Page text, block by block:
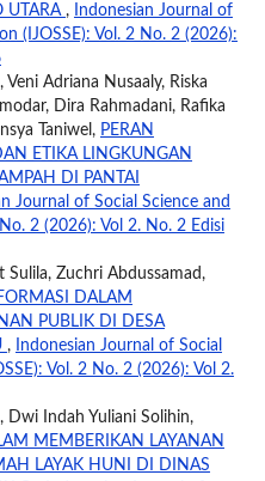
UTARA ,
Indonesian Journal of
(IJOSSE): Vol. 2 No. 2 (2026):
Adriana Nusaaly, Riska
Dira Rahmadani, Rafika
Taniwel, PERAN
ETIKA LINGKUNGAN
DI PANTAI
Journal of Social Science and
2 (2026): Vol 2. No. 2 Edisi
Sulila, Zuchri Abdussamad,
DALAM
PUBLIK DI DESA
,
Indonesian Journal of Social
Vol. 2 No. 2 (2026): Vol 2.
Dwi Indah Yuliani Solihin,
MEMBERIKAN LAYANAN
LAYAK HUNI DI DINAS